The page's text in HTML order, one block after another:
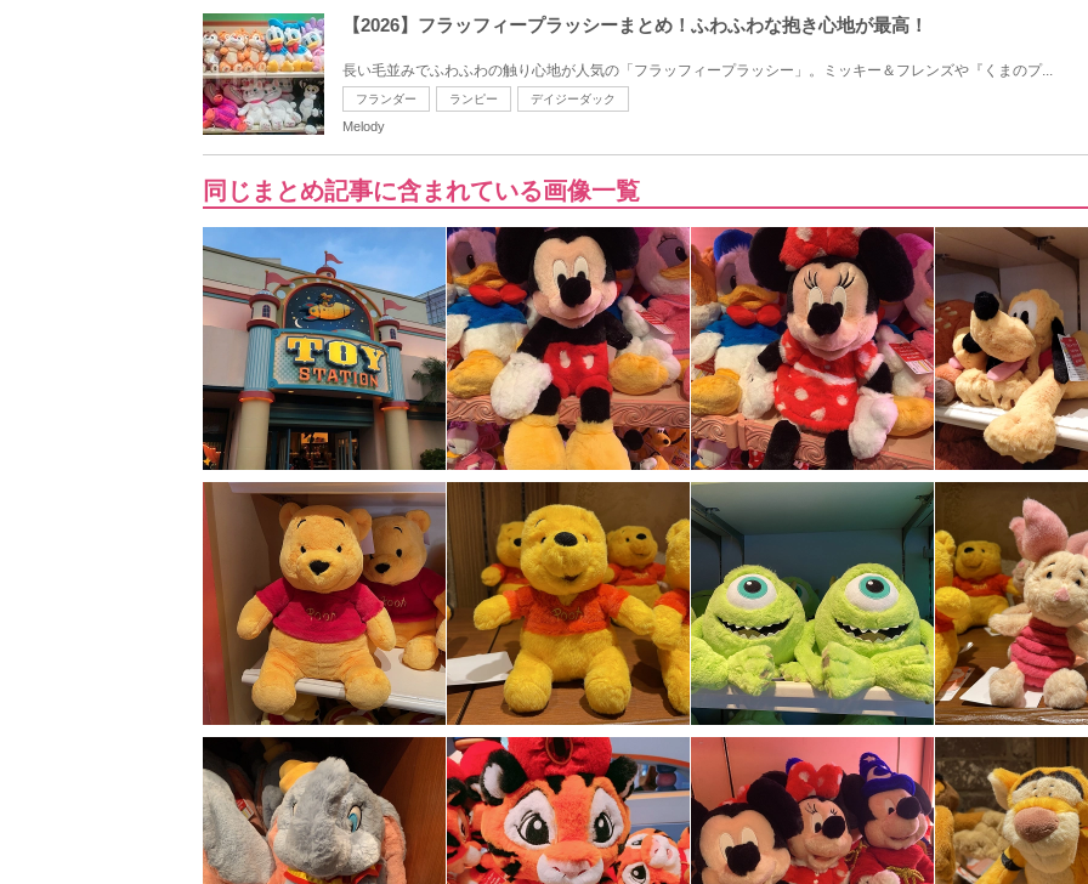
【2026】フラッフィープラッシーまとめ！ふわふわな抱き心地が最高！
長い毛並みでふわふわの触り心地が人気の「フラッフィープラッシー」。ミッキー＆フレンズや『くまのプ...
フランダー ランピー デイジーダック
Melody
同じまとめ記事に含まれている画像一覧